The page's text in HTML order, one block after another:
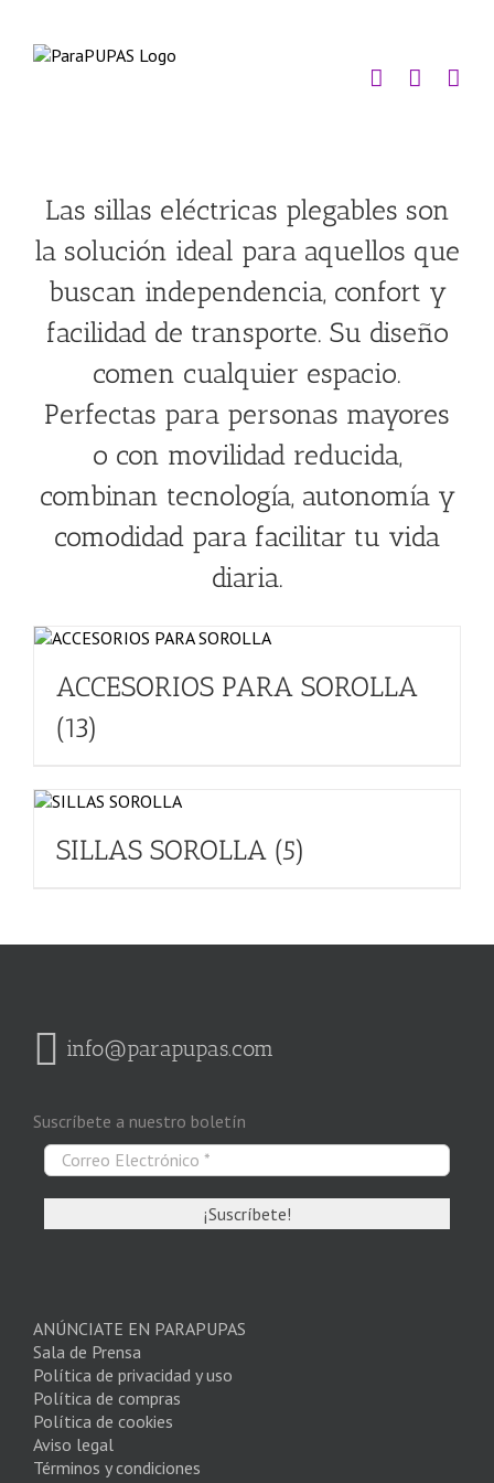
contenido
Las sillas eléctricas plegables son
la solución ideal para aquellos que
buscan independencia, confort y
facilidad de transporte. Su diseño
comen cualquier espacio.
Perfectas para personas mayores
o con movilidad reducida,
combinan tecnología, autonomía y
comodidad para facilitar tu vida
diaria.
ACCESORIOS PARA SOROLLA
(13)
SILLAS SOROLLA (5)
info@parapupas.com
Suscríbete a nuestro boletín
ANÚNCIATE EN PARAPUPAS
Sala de Prensa
Política de privacidad y uso
Política de compras
Política de cookies
Aviso legal
Términos y condiciones